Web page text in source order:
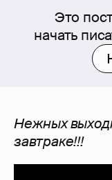
Это
начать
Нежных
завтраке!!!